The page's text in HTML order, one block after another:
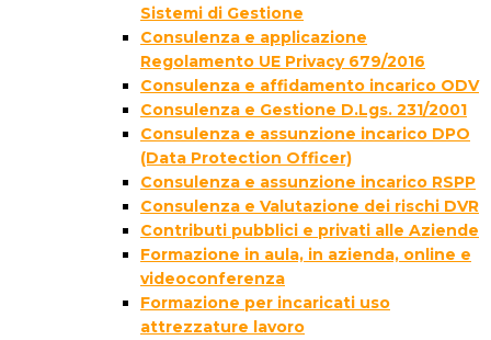
Sistemi di Gestione
Consulenza e applicazione
Regolamento UE Privacy 679/2016
Consulenza e affidamento incarico ODV
Consulenza e Gestione D.Lgs. 231/2001
Consulenza e assunzione incarico DPO
(Data Protection Officer)
Consulenza e assunzione incarico RSPP
Consulenza e Valutazione dei rischi DVR
Contributi pubblici e privati alle Aziende
Formazione in aula, in azienda, online e
videoconferenza
Formazione per incaricati uso
attrezzature lavoro